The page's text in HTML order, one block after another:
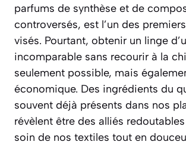
parfums de synthèse et de
controversés, est l’un des
visés. Pourtant, obtenir un linge
incomparable sans recourir à la
seulement possible, mais
économique. Des ingrédients du
souvent déjà présents dans nos
révèlent être des alliés
soin de nos textiles tout en